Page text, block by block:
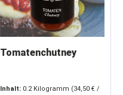
Tomatenchutney
Inhalt: 0.2 Kilogramm (34,50 € /